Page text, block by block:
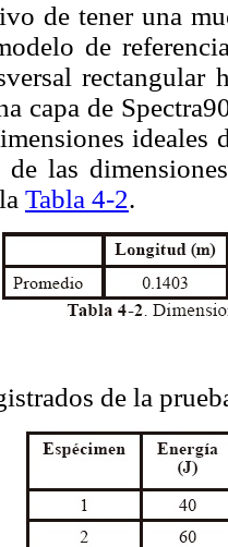
de tener una
de
capa de
las
Tabla 4-2.
de la